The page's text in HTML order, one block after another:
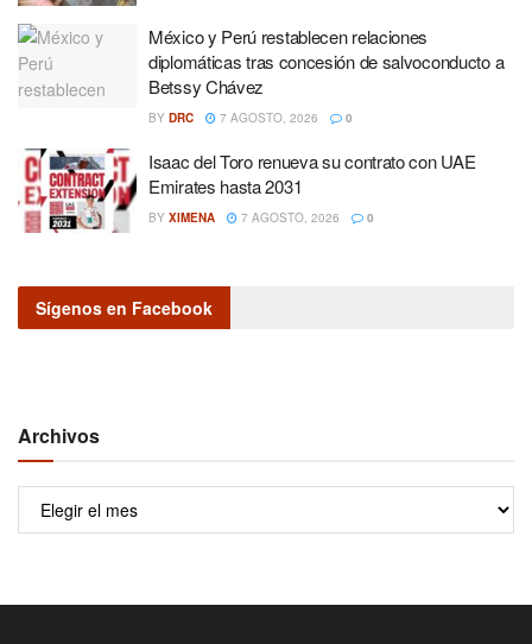
México y Perú restablecen relaciones
diplomáticas tras concesión de salvoconducto a
Betssy Chávez
BY DRC 7 AGOSTO, 2026 0
Isaac del Toro renueva su contrato con UAE
Emirates hasta 2031
BY XIMENA 7 AGOSTO, 2026 0
Sígenos en Facebook
Archivos
Archivos